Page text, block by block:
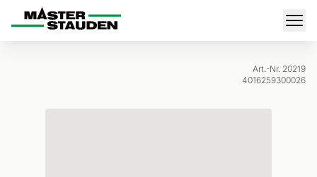
Master-Stauden
Art.-Nr. 20219
4016259300026